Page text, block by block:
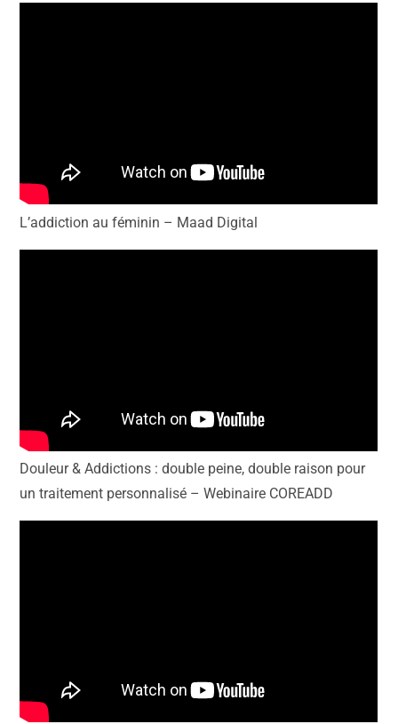
L’addiction au féminin – Maad Digital
Douleur & Addictions : double peine, double raison pour
un traitement personnalisé – Webinaire COREADD